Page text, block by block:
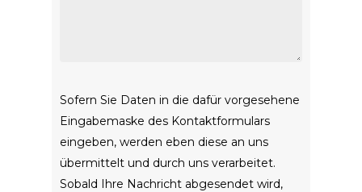
Sofern Sie Daten in die dafür vorgesehene
Eingabemaske des Kontaktformulars
eingeben, werden eben diese an uns
übermittelt und durch uns verarbeitet.
Sobald Ihre Nachricht abgesendet wird,